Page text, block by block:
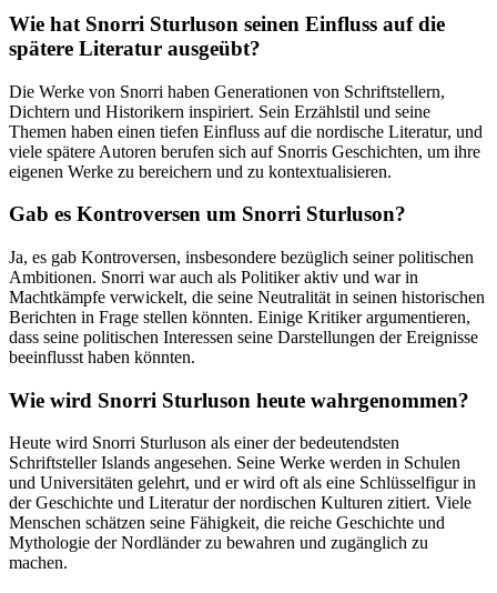
Wie hat Snorri Sturluson seinen​ Einfluss‌ auf die
spätere Literatur⁢ ausgeübt?
Die Werke von Snorri haben Generationen von Schriftstellern,
Dichtern und⁢ Historikern inspiriert. Sein Erzählstil und seine
Themen haben einen tiefen Einfluss auf die ‍nordische Literatur, und
viele ⁣spätere Autoren ‍berufen sich auf‌ Snorris Geschichten, um ihre
eigenen Werke zu ⁣bereichern und⁣ zu kontextualisieren.
Gab es Kontroversen⁣ um Snorri Sturluson?
Ja, es gab Kontroversen, insbesondere bezüglich seiner ‌politischen‍
Ambitionen. Snorri war ⁤auch als Politiker aktiv und ⁤war in⁢
Machtkämpfe⁣ verwickelt, die seine ‍Neutralität‌ in seinen historischen
Berichten in Frage stellen könnten. Einige Kritiker argumentieren,
dass ‍seine politischen​ Interessen seine Darstellungen der Ereignisse
beeinflusst haben⁢ könnten.
Wie wird Snorri Sturluson heute wahrgenommen?
Heute wird Snorri Sturluson als einer der bedeutendsten‍
Schriftsteller Islands angesehen. Seine Werke werden in Schulen
und Universitäten gelehrt, und​ er wird oft ‍als eine Schlüsselfigur in
der Geschichte und Literatur der nordischen Kulturen ⁤zitiert. Viele
Menschen schätzen seine ⁣Fähigkeit, die reiche Geschichte und
Mythologie der Nordländer zu ⁤bewahren und zugänglich zu
machen.